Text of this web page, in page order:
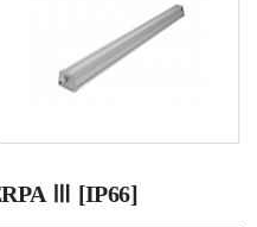
Ⅲ [IP66]